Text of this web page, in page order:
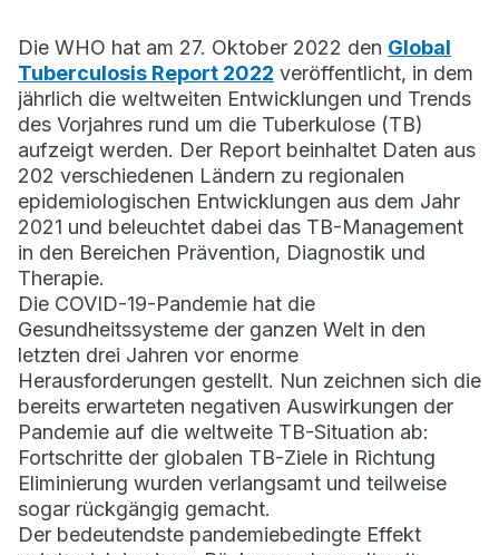
Die WHO hat am 27. Oktober 2022 den Global
Tuberculosis Report 2022 veröffentlicht, in dem
jährlich die weltweiten Entwicklungen und Trends
des Vorjahres rund um die Tuberkulose (TB)
aufzeigt werden. Der Report beinhaltet Daten aus
202 verschiedenen Ländern zu regionalen
epidemiologischen Entwicklungen aus dem Jahr
2021 und beleuchtet dabei das TB-Management
in den Bereichen Prävention, Diagnostik und
Therapie.
Die COVID-19-Pandemie hat die
Gesundheitssysteme der ganzen Welt in den
letzten drei Jahren vor enorme
Herausforderungen gestellt. Nun zeichnen sich die
bereits erwarteten negativen Auswirkungen der
Pandemie auf die weltweite TB-Situation ab:
Fortschritte der globalen TB-Ziele in Richtung
Eliminierung wurden verlangsamt und teilweise
sogar rückgängig gemacht.
Der bedeutendste pandemiebedingte Effekt